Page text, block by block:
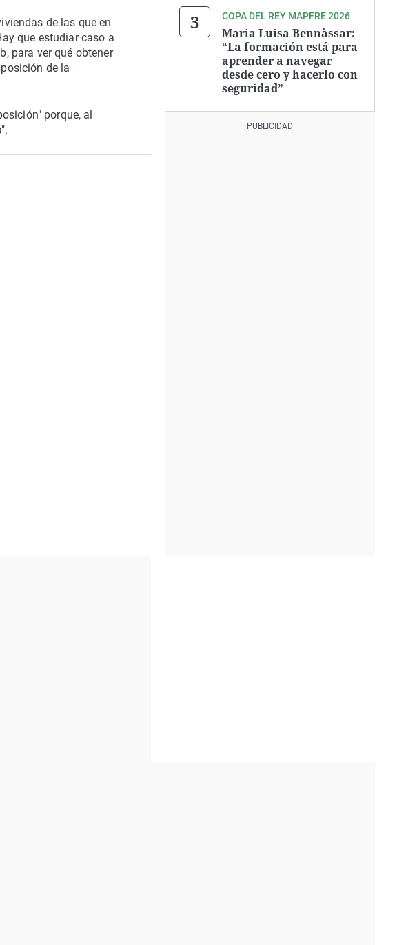
de las que en
que estudiar caso a
para ver qué obtener
de la
porque, al
".
COPA DEL REY MAPFRE 2026
Maria Luisa Bennàssar:
“La formación está para
aprender a navegar
desde cero y hacerlo con
seguridad”